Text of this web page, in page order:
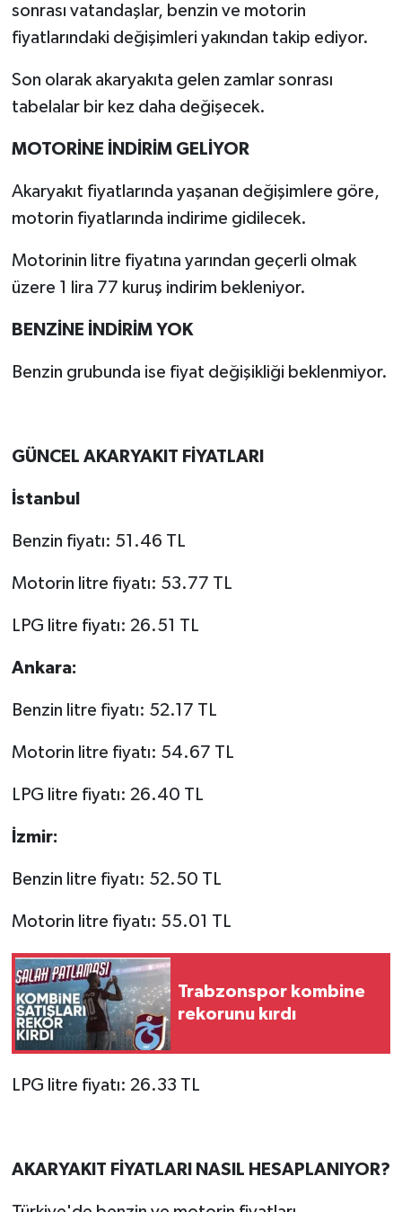
sonrası vatandaşlar, benzin ve motorin
fiyatlarındaki değişimleri yakından takip ediyor.
Son olarak akaryakıta gelen zamlar sonrası
tabelalar bir kez daha değişecek.
MOTORİNE İNDİRİM GELİYOR
Akaryakıt fiyatlarında yaşanan değişimlere göre,
motorin fiyatlarında indirime gidilecek.
Motorinin litre fiyatına yarından geçerli olmak
üzere 1 lira 77 kuruş indirim bekleniyor.
BENZİNE İNDİRİM YOK
Benzin grubunda ise fiyat değişikliği beklenmiyor.
GÜNCEL AKARYAKIT FİYATLARI
İstanbul
Benzin fiyatı: 51.46 TL
Motorin litre fiyatı: 53.77 TL
LPG litre fiyatı: 26.51 TL
Ankara:
Benzin litre fiyatı: 52.17 TL
Motorin litre fiyatı: 54.67 TL
LPG litre fiyatı: 26.40 TL
İzmir:
Benzin litre fiyatı: 52.50 TL
Motorin litre fiyatı: 55.01 TL
Trabzonspor kombine
rekorunu kırdı
LPG litre fiyatı: 26.33 TL
AKARYAKIT FİYATLARI NASIL HESAPLANIYOR?